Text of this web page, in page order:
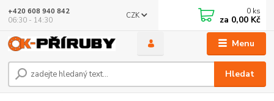
Menu
CZK
Hledat
+420 608 940 842
06:30 - 14:30
0 ks
za 0,00 Kč